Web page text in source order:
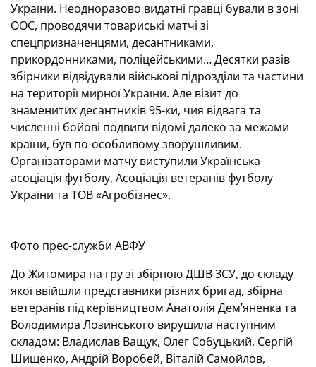
України. Неодноразово видатні гравці бували в зоні
ООС, проводячи товариські матчі зі
спецпризначенцями, десантниками,
прикордонниками, поліцейськими… Десятки разів
збірники відвідували військові підрозділи та частини
на території мирної України. Але візит до
знаменитих десантників 95-ки, чия відвага та
численні бойові подвиги відомі далеко за межами
країни, був по-особливому зворушливим.
Організаторами матчу виступили Українська
асоціація футболу, Асоціація ветеранів футболу
України та ТОВ «Агробізнес».
Фото прес-служби АВФУ
До Житомира на гру зі збірною ДШВ ЗСУ, до складу
якої ввійшли представники різних бригад, збірна
ветеранів під керівництвом Анатолія Дем’яненка та
Володимира Лозинського вирушила наступним
складом: Владислав Ващук, Олег Собуцький, Сергій
Шищенко, Андрій Воробей, Віталій Самойлов,